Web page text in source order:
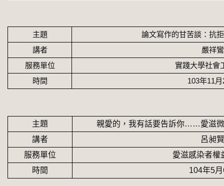
主題
論文寫作的甘苦談：抗
講者
嚴祥鸞
服務單位
實踐大學社會
時間
103年11月
主題
親愛的，我有話要告訴你……愛滋
講者
呂昶賢
服務單位
愛滋感染者權
時間
104年5月